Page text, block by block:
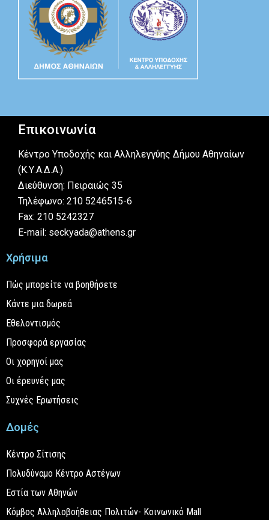
Επικοινωνία
Κέντρο Υποδοχής και Αλληλεγγύης Δήμου Αθηναίων
(Κ.Υ.Α.Δ.Α.)
Διεύθυνση: Πειραιώς 35
Τηλέφωνο: 210 5246515-6
Fax: 210 5242327
E-mail: seckyada@athens.gr
Χρήσιμα
Πώς μπορείτε να βοηθήσετε
Κάντε μια δωρεά
Εθελοντισμός
Προσφορά εργασίας
Οι χορηγοί μας
Οι έρευνές μας
Συχνές Ερωτήσεις
Δομές
Κέντρο Σίτισης
Πολυδύναμο Κέντρο Αστέγων
Εστία των Αθηνών
Κόμβος Αλληλοβοήθειας Πολιτών- Κοινωνικό Mall